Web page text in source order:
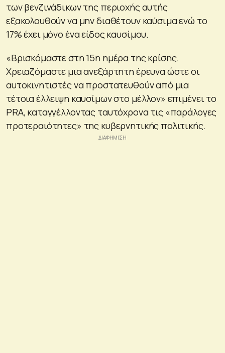
των βενζινάδικων της περιοχής αυτής
εξακολουθούν να μην διαθέτουν καύσιμα ενώ το
17% έχει μόνο ένα είδος καυσίμου.
«Βρισκόμαστε στη 15η ημέρα της κρίσης.
Χρειαζόμαστε μια ανεξάρτητη έρευνα ώστε οι
αυτοκινητιστές να προστατευθούν από μια
τέτοια έλλειψη καυσίμων στο μέλλον» επιμένει το
PRA, καταγγέλλοντας ταυτόχρονα τις «παράλογες
προτεραιότητες» της κυβερνητικής πολιτικής.